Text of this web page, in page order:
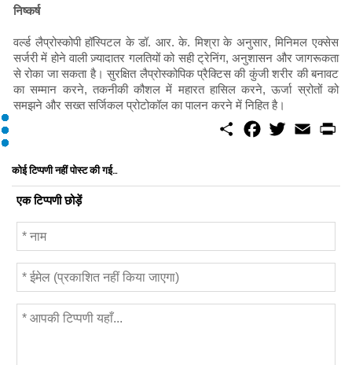
निष्कर्ष
वर्ल्ड लैप्रोस्कोपी हॉस्पिटल के डॉ. आर. के. मिश्रा के अनुसार, मिनिमल एक्सेस
सर्जरी में होने वाली ज़्यादातर गलतियों को सही ट्रेनिंग, अनुशासन और जागरूकता
से रोका जा सकता है। सुरक्षित लैप्रोस्कोपिक प्रैक्टिस की कुंजी शरीर की बनावट
का सम्मान करने, तकनीकी कौशल में महारत हासिल करने, ऊर्जा स्रोतों को
समझने और सख्त सर्जिकल प्रोटोकॉल का पालन करने में निहित है।
S
o
w
e
m
कोई टिप्पणी नहीं पोस्ट की गई...
एक टिप्पणी छोड़ें